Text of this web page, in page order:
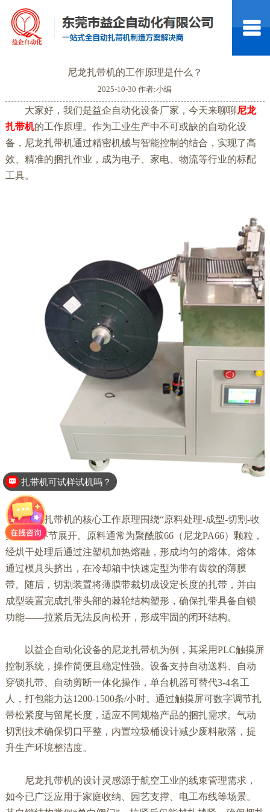
尼龙扎带机的工作原理是什么？
2025-10-30 作者:小编
大家好，我们是益企自动化设备厂家，今天来聊聊尼龙
扎带机的工作原理。作为工业生产中不可或缺的自动化设
备，尼龙扎带机通过精密机械与智能控制的结合，实现了高
效、精准的捆扎作业，成为电子、家电、物流等行业的标配
工具。
尼龙扎带机的核心工作原理围绕“原料处理-成型-切割-收
集”四大环节展开。原料通常为聚酰胺66（尼龙PA66）颗粒，
经烘干处理后通过注塑机加热熔融，形成均匀的熔体。熔体
通过模具头挤出，在冷却箱中快速定型为带有齿纹的薄膜
带。随后，切割装置将薄膜带裁切成设定长度的扎带，并由
成型装置完成扎带头部的棘轮结构塑形，确保扎带具备自锁
功能——拉紧后无法反向松开，形成牢固的闭环结构。
以益企自动化设备的尼龙扎带机为例，其采用PLC触摸屏
控制系统，操作简便且稳定性强。设备支持自动送料、自动
穿锁扎带、自动剪断一体化操作，单台机器可替代3-4名工
人，打包能力达1200-1500条/小时。通过触摸屏可数字调节扎
带松紧度与留尾长度，适应不同规格产品的捆扎需求。气动
切割技术确保切口平整，内置垃圾桶设计减少废料散落，提
升生产环境整洁度。
尼龙扎带机的设计灵感源于航空工业的线束管理需求，
如今已广泛应用于家庭收纳、园艺支撑、电工布线等场景。
扎带机可试样试机吗？